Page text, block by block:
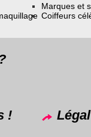
Marques et
Coiffeurs
! Légal